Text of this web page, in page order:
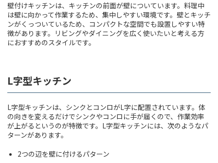
壁付けキッチンは、キッチンの前面が壁についています。料理中
は壁に向かって作業するため、集中しやすい環境です。壁とキッチ
ンがくっついているため、コンパクトな空間でも設置しやすい特
徴があります。リビングやダイニングを広く使いたいと考える方
におすすめのスタイルです。
L字型キッチン
L字型キッチンは、シンクとコンロがL字に配置されています。体
の向きを変えるだけでシンクやコンロに手が届くので、作業効率
が上がるというのが特徴です。L字型キッチンには、次のようなパ
ターンがあります。
2つの辺を壁に付けるパターン